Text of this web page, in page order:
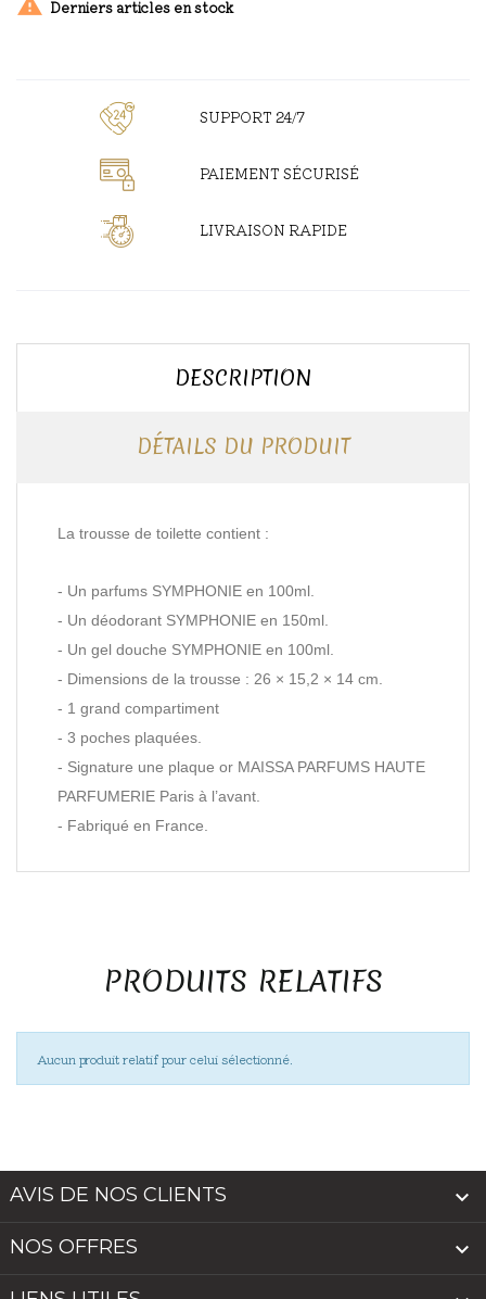
Derniers articles en stock
SUPPORT 24/7
PAIEMENT SÉCURISÉ
LIVRAISON RAPIDE
DESCRIPTION
DÉTAILS DU PRODUIT
La trousse de toilette contient :
- Un parfums SYMPHONIE en 100ml.
- Un déodorant SYMPHONIE en 150ml.
- Un gel douche SYMPHONIE en 100ml.
- Dimensions de la trousse : 26 × 15,2 × 14 cm.
- 1 grand compartiment
- 3 poches plaquées.
- Signature une plaque or MAISSA PARFUMS HAUTE
PARFUMERIE Paris à l’avant.
- Fabriqué en France.
PRODUITS RELATIFS
Aucun produit relatif pour celui sélectionné.
AVIS DE NOS CLIENTS 
NOS OFFRES 